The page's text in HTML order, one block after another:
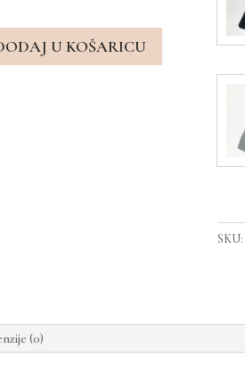
U KOŠARICU
SKU:
(0)